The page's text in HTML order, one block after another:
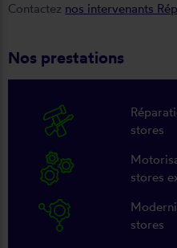
Contactez nos intervenants
Nos prestations
stores
stores
stores